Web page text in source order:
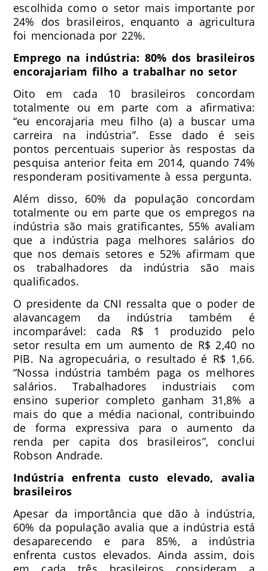
escolhida como o setor mais importante por
24% dos brasileiros, enquanto a agricultura
foi mencionada por 22%.
Emprego na indústria: 80% dos brasileiros
encorajariam filho a trabalhar no setor
Oito em cada 10 brasileiros concordam
totalmente ou em parte com a afirmativa:
“eu encorajaria meu filho (a) a buscar uma
carreira na indústria”. Esse dado é seis
pontos percentuais superior às respostas da
pesquisa anterior feita em 2014, quando 74%
responderam positivamente à essa pergunta.
Além disso, 60% da população concordam
totalmente ou em parte que os empregos na
indústria são mais gratificantes, 55% avaliam
que a indústria paga melhores salários do
que nos demais setores e 52% afirmam que
os trabalhadores da indústria são mais
qualificados.
O presidente da CNI ressalta que o poder de
alavancagem da indústria também é
incomparável: cada R$ 1 produzido pelo
setor resulta em um aumento de R$ 2,40 no
PIB. Na agropecuária, o resultado é R$ 1,66.
“Nossa indústria também paga os melhores
salários. Trabalhadores industriais com
ensino superior completo ganham 31,8% a
mais do que a média nacional, contribuindo
de forma expressiva para o aumento da
renda per capita dos brasileiros”, conclui
Robson Andrade.
Indústria enfrenta custo elevado, avalia
brasileiros
Apesar da importância que dão à indústria,
60% da população avalia que a indústria está
desaparecendo e para 85%, a indústria
enfrenta custos elevados. Ainda assim, dois